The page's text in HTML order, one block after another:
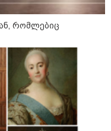
შეიცვალა - რომელ
ბენზინი ყველაზე
ყველაზე იაფი
2026
პირდაპირ ეთერში:
ლაივის
ის ადგილზე
- რას ამბობს
მექსიკის პოლიცია
რომლებიც